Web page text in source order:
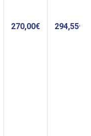
270,00€ 294,55€